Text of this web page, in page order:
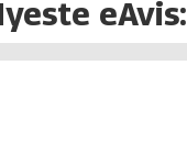
eAvis: